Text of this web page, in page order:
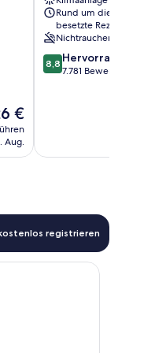
€
Aug.
Rund um die Uhr
besetzte Rezeption
Nichtraucher
8.8
von
8,8 Hervorragend
7.781 Bewertungen
registrieren